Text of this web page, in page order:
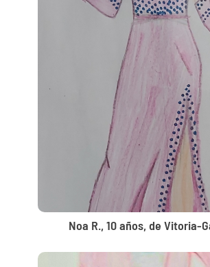
Noa R., 10 años, de Vitoria-